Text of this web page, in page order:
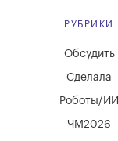
РУБРИКИ
Обсудить
Сделала
Роботы/ИИ
ЧМ2026